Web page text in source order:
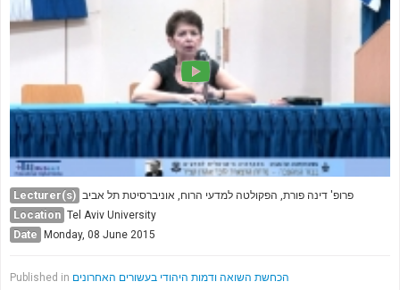
Science
Society & Politics
Search
Lecturer(s) פרופ' דינה פורת, הפקולטה למדעי הרוח, אוניברסיטת תל אביב
Location Tel Aviv University
Date Monday, 08 June 2015
Published in הכחשת השואה ודמות היהודי בעשורים האחרונים